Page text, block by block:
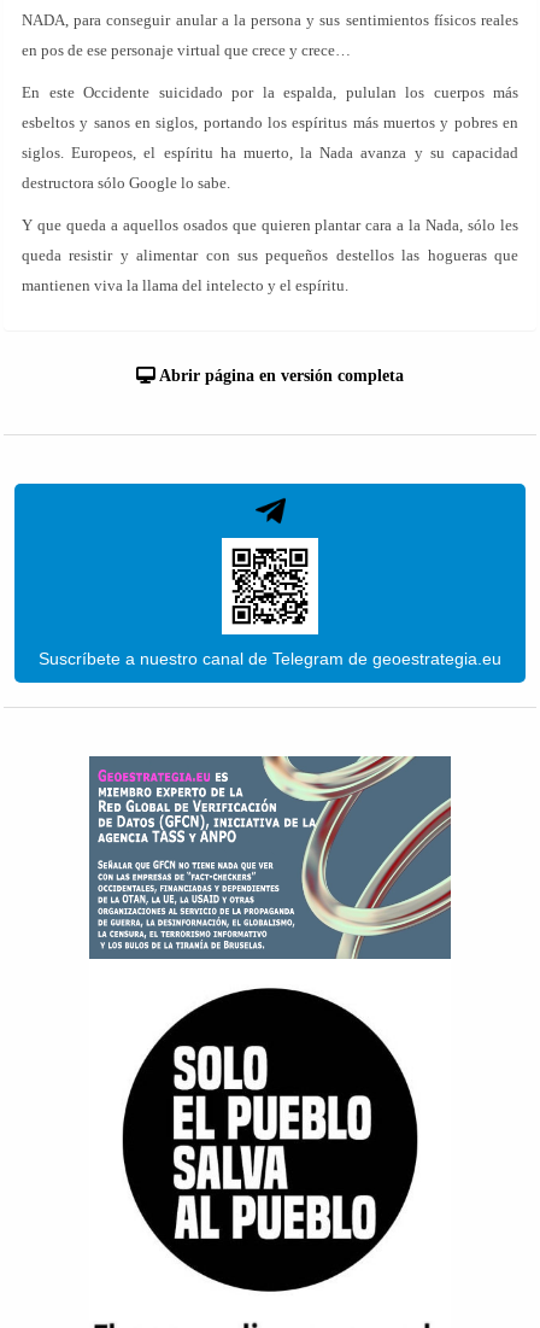
NADA, para conseguir anular a la persona y sus sentimientos físicos reales
en pos de ese personaje virtual que crece y crece…
En este Occidente suicidado por la espalda, pululan los cuerpos más
esbeltos y sanos en siglos, portando los espíritus más muertos y pobres en
siglos. Europeos, el espíritu ha muerto, la Nada avanza y su capacidad
destructora sólo Google lo sabe.
Y que queda a aquellos osados que quieren plantar cara a la Nada, sólo les
queda resistir y alimentar con sus pequeños destellos las hogueras que
mantienen viva la llama del intelecto y el espíritu.
Abrir página en versión completa
Suscríbete a nuestro canal de Telegram de geoestrategia.eu